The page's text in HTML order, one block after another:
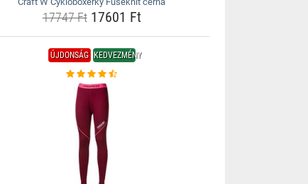
17747 Ft17601 Ft
ÚJDONSÁG KEDVEZMÉNY